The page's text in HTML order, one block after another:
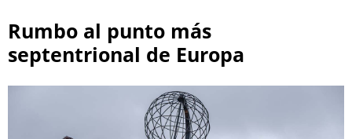
Rumbo al punto más
septentrional de Europa